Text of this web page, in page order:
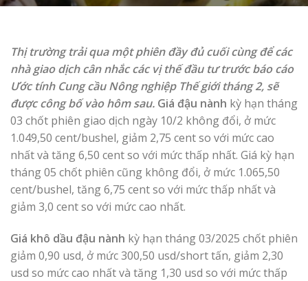
Thị trường trải qua một phiên đầy đủ cuối cùng để các
nhà giao dịch cân nhắc các vị thế đầu tư trước báo cáo
Ước tính Cung cầu Nông nghiệp Thế giới tháng 2, sẽ
được công bố vào hôm sau. Giá đậu nành kỳ hạn tháng
03 chốt phiên giao dịch ngày 10/2 không đổi, ở mức
1.049,50 cent/bushel, giảm 2,75 cent so với mức cao
nhất và tăng 6,50 cent so với mức thấp nhất. Giá kỳ hạn
tháng 05 chốt phiên cũng không đổi, ở mức 1.065,50
cent/bushel, tăng 6,75 cent so với mức thấp nhất và
giảm 3,0 cent so với mức cao nhất.
Giá khô dầu đậu nành kỳ hạn tháng 03/2025 chốt phiên
giảm 0,90 usd, ở mức 300,50 usd/short tấn, giảm 2,30
usd so mức cao nhất và tăng 1,30 usd so với mức thấp